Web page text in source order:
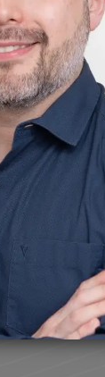
oferecer
a cirurgia
polo de
uma
e